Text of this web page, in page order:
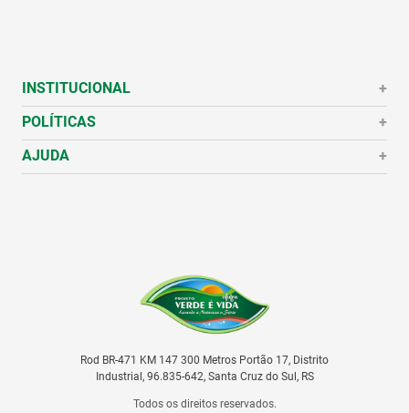
INSTITUCIONAL
+
Quem Somos
História
POLÍTICAS
+
Política de Pagamento
Políticas de Trocas e Devoluções
AJUDA
+
Rod BR-471 KM 147 300 Metros Portão 17, Distrito
Industrial, 96.835-642, Santa Cruz do Sul, RS
Todos os direitos reservados.